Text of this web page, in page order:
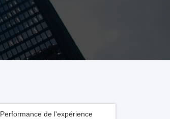
Performance de l'expérience